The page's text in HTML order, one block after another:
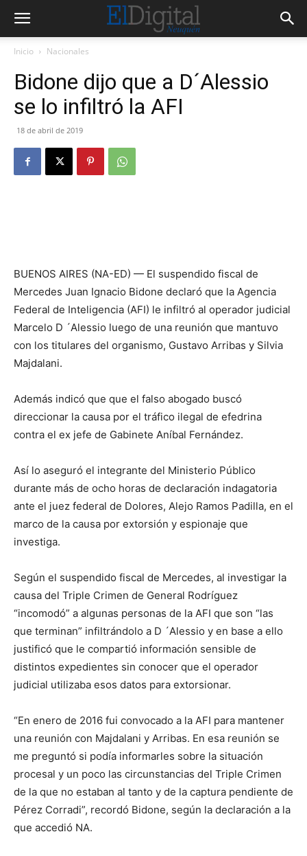
Inicio Nacionales
Bidone dijo que a D´Alessio
se lo infiltró la AFI
18 de abril de 2019
BUENOS AIRES (NA-ED) — El suspendido fiscal de
Mercedes Juan Ignacio Bidone declaró que la Agencia
Federal de Inteligencia (AFI) le infiltró al operador judicial
Marcelo D ´Alessio luego de una reunión que mantuvo
con los titulares del organismo, Gustavo Arribas y Silvia
Majdalani.
Además indicó que que el falso abogado buscó
direccionar la causa por el tráfico ilegal de efedrina
contra el ex jefe de Gabinete Aníbal Fernández.
Así lo aseguró el integrante del Ministerio Público
durante más de ocho horas de declaración indagatoria
ante el juez federal de Dolores, Alejo Ramos Padilla, en el
marco de la causa por extorsión y espionaje que
investiga.
Según el suspendido fiscal de Mercedes, al investigar la
causa del Triple Crimen de General Rodríguez
“incomodó” a algunas personas de la AFI que son “las
que terminan” infiltrándolo a D ´Alessio y en base a ello
justificó que le compartió información sensible de
distintos expedientes sin conocer que el operador
judicial utilizaba esos datos para extorsionar.
“En enero de 2016 fui convocado a la AFI para mantener
una reunión con Majdalani y Arribas. En esa reunión se
me preguntó si podía informarles sobre la situación
procesal y un poco las circunstancias del Triple Crimen
de la que no estaban al tanto y de la captura pendiente de
Pérez Corradi”, recordó Bidone, según la declaración a la
que accedió NA.